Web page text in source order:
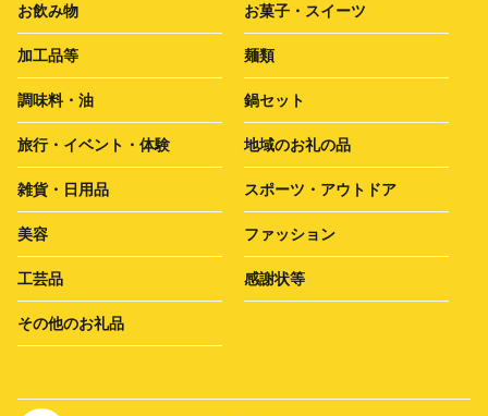
お飲み物 お菓子・スイーツ
加工品等 麺類
調味料・油 鍋セット
旅行・イベント・体験 地域のお礼の品
雑貨・日用品 スポーツ・アウトドア
美容 ファッション
工芸品 感謝状等
その他のお礼品